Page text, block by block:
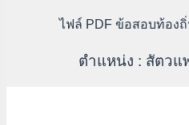
ไฟล์ PDF ข้อสอบท้อง
ตำแหน่ง : สัตว